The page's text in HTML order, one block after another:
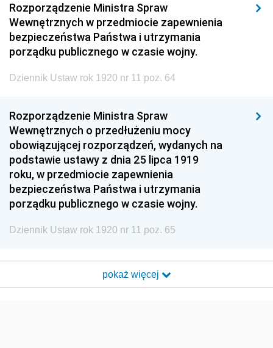
Rozporządzenie Ministra Spraw
Wewnętrznych w przedmiocie zapewnienia
bezpieczeństwa Państwa i utrzymania
porządku publicznego w czasie wojny.
Dziennik Ustaw rok 1920 nr 11 poz. 64
Rozporządzenie Ministra Spraw
Wewnętrznych o przedłużeniu mocy
obowiązującej rozporządzeń, wydanych na
podstawie ustawy z dnia 25 lipca 1919
roku, w przedmiocie zapewnienia
bezpieczeństwa Państwa i utrzymania
porządku publicznego w czasie wojny.
Dziennik Ustaw rok 1920 nr 11 poz. 65
pokaż więcej